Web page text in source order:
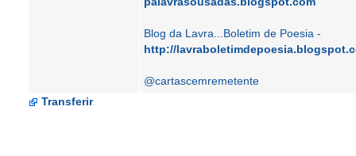
Blog da Lavra...Boletim de Poesia -
http://
@cartascemremetente
Transferir